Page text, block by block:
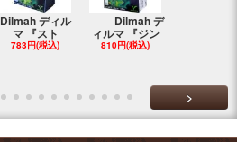
Dilmah ディル
マ 『スト
783円(税込)
Dilmah デ
ィルマ 『ジン
810円(税込)
>